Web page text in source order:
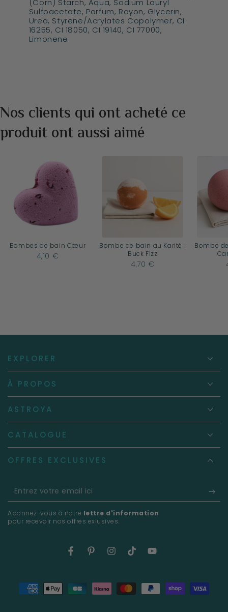
(Corn) Starch, Aqua, Sodium Lauryl
Sulfoacetate, Parfum, Rayon, Glycerin,
Urea, Styrene/Acrylates Copolymer, CI
16255, CI 18050, CI 19140, CI 77000,
Limonene
Nos clients qui ont acheté ce
produit ont aussi aimé
Bombes de bain Cœur
4,10 €
Bombe de bain au Karité |
Buck Fizz
4,70 €
Bombe
EXPLORER
À PROPOS
ASTROYA
CATALOGUE
OFFRES EXCLUSIVES
Entrez
votre
email
Abonnez-vous à notre lettre d'information
pour recevoir nos offres exlusives.
Facebook
PinterestInstagram
TikTokYouTube
Modes